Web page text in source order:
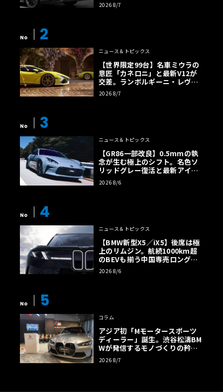
2026 8/7
No 2
ニュース＆トピックス
【世界限定99台】名車ミウラの
意匠「カネロニ」と最新V12が
交差。ランボルギーニ・レヴエ
ルトに60周年記念車が登場
2026 8/7
No 3
ニュース＆トピックス
【GR86一部改良】0.5mmの執
念が生む極上のシフト。名色ソ
リッドグレー復活と最新アイサ
イトでFRの極みへ
2026 8/6
No 4
ニュース＆トピックス
【BMW新型X5／iX5】後席は極
上のリムジン。航続1000km超
のBEVも揃う中国専売ロング仕
様の全貌
2026 8/6
No 5
コラム
アジア初「Mモータースポーツ
ディーラー」誕生。渋谷松濤BM
Wが発信するモノづくりの矜持
【木下隆之コラム】
2026 8/7